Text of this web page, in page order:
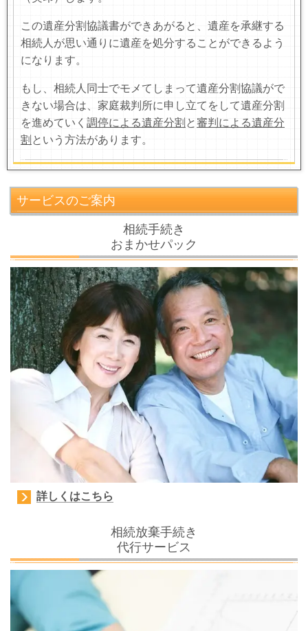
この遺産分割協議書ができあがると、遺産を承継する
相続人が思い通りに遺産を処分することができるよう
になります。
もし、相続人同士でモメてしまって遺産分割協議がで
きない場合は、家庭裁判所に申し立てをして遺産分割
を進めていく 調停による遺産分割 と審判による遺産分
割 という方法があります。
サービスのご案内
相続手続き
おまかせパック
詳しくはこちら
相続放棄手続き
代行サービス